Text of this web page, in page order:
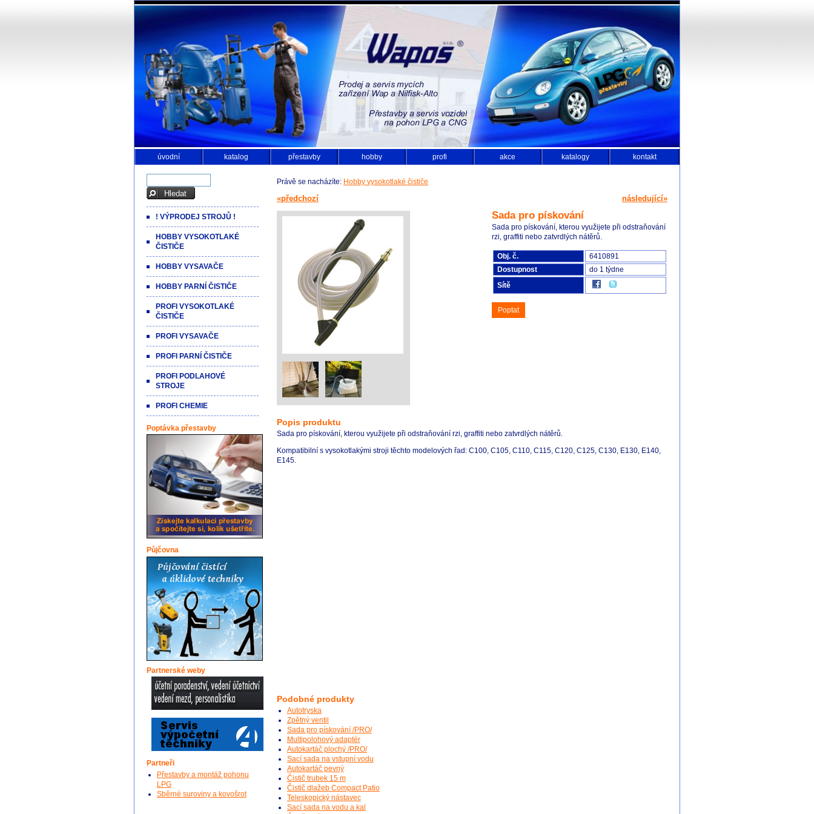
úvodní katalog přestavby hobby profi akce katalogy kontakt
Právě se nacházíte: Hobby vysokotlaké čističe
«předchozí následující»
Sada pro pískování
Sada pro pískování, kterou využijete při odstraňování
rzi, graffiti nebo zatvrdlých nátěrů.
Obj. č.
6410891
Dostupnost
do 1 týdne
Sítě
Poptat
Popis produktu
Sada pro pískování, kterou využijete při odstraňování rzi, graffiti nebo zatvrdlých nátěrů.
Kompatibilní s vysokotlakými stroji těchto modelových řad: C100, C105, C110, C115, C120, C125, C130, E130, E140,
E145.
Podobné produkty
Autotryska
Zpětný ventil
Sada pro pískování /PRO/
Multipolohový adaptér
Autokartáč plochý /PRO/
Sací sada na vstupní vodu
Autokartáč pevný
Čistič trubek 15 m
Čistič dlažeb Compact Patio
Teleskopický nástavec
Sací sada na vodu a kal
! VÝPRODEJ STROJŮ !
HOBBY VYSOKOTLAKÉ
ČISTIČE
HOBBY VYSAVAČE
HOBBY PARNÍ ČISTIČE
PROFI VYSOKOTLAKÉ
ČISTIČE
PROFI VYSAVAČE
PROFI PARNÍ ČISTIČE
PROFI PODLAHOVÉ
STROJE
PROFI CHEMIE
Poptávka přestavby
Půjčovna
Partnerské weby
Partneři
Přestavby a montáž pohonu
LPG
Sběrné suroviny a kovošrot